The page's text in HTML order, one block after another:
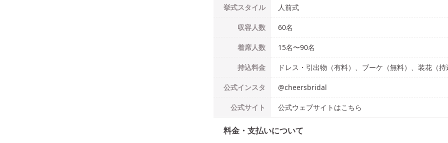
挙式スタイル 人前式
収容人数 60名
着席人数 15名〜90名
持込料金 ドレス・引出物（有料）、ブーケ（無料）、装花（
公式インスタ @cheersbridal
公式サイト 公式ウェブサイトはこちら
料金・支払いについて